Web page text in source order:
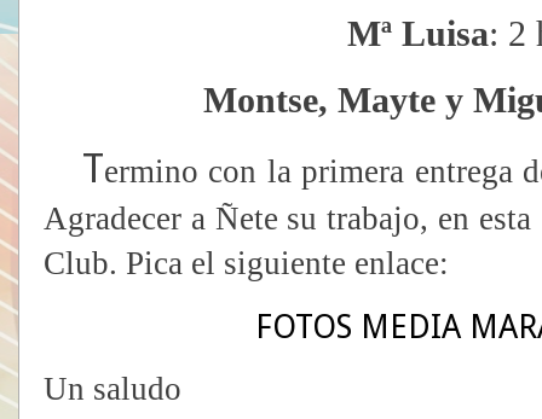
Mª Luisa: 2
Montse, Mayte y
Termino con la primera entrega
Agradecer a Ñete su trabajo, en
Club. Pica el siguiente enlace:
FOTOS MEDIA
Un saludo